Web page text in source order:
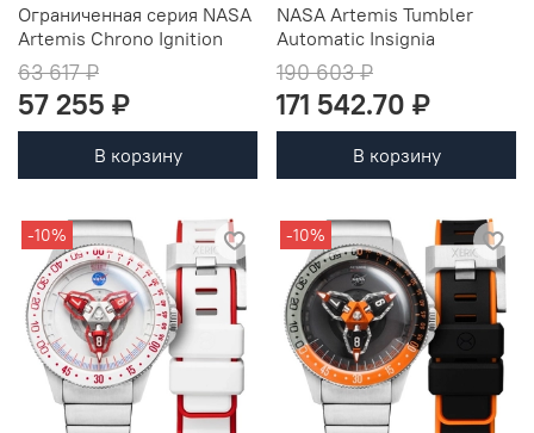
Ограниченная серия NASA
Artemis Chrono Ignition
63 617 ₽
57 255 ₽
В корзину
NASA Artemis Tumbler
Automatic Insignia
190 603 ₽
171 542.70 ₽
В корзину
-10% -10%